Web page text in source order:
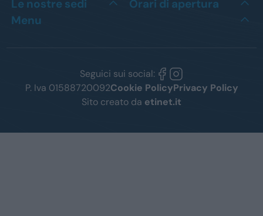
Le nostre sedi
Orari di apertura
Menu
Seguici sui social:
P. Iva 01588720092Cookie PolicyPrivacy Policy
Sito creato da etinet.it